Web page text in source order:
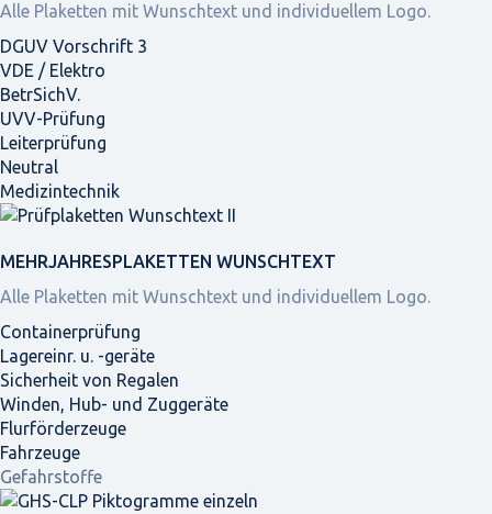
Alle Plaketten mit Wunschtext und individuellem Logo.
DGUV Vorschrift 3
VDE / Elektro
BetrSichV.
UVV-Prüfung
Leiterprüfung
Neutral
Medizintechnik
MEHRJAHRES­PLAKETTEN WUNSCHTEXT
Alle Plaketten mit Wunschtext und individuellem Logo.
Containerprüfung
Lagereinr. u. -geräte
Sicherheit von Regalen
Winden, Hub- und Zuggeräte
Flurförderzeuge
Fahrzeuge
Gefahrstoffe